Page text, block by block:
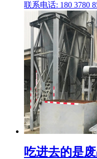
联系电话: 180 3780
吃进去的是